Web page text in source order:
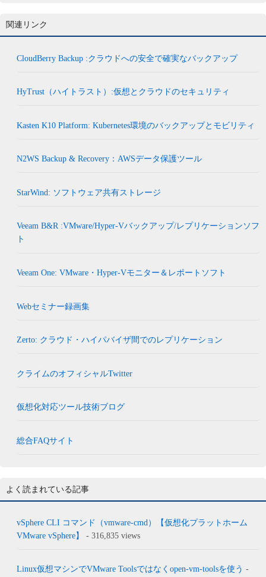
関連リンク
CloudBerry Backup :クラウドへの安全で確実なバックアップ
HyTrust（ハイトラスト）:仮想とクラウドのセキュリティ
Kasten K10 Platform: Kubernetes環境のバックアップとモビリティ
N2WS Backup & Recovery：AWSデータ保護ツール
StarWind: ソフトウェア共有ストレージ
Veeam B&R :VMware/Hyper-Vバックアップ/レプリケーションソフ
ト
Veeam One: VMware・Hyper-Vモニター＆レポートソフト
Webセミナー録画集
Zerto: クラウド・ハイパバイザ間でのレプリケーション
クライムのオフィシャルTwitter
仮想化対応ツール技術ブログ
総合FAQサイト
よく読まれている記事
vSphere CLI コマンド（vmware-cmd）【仮想化プラットホーム
VMware vSphere】
- 316,835 views
Linux仮想マシンでVMware Toolsではなくopen-vm-toolsを使う -